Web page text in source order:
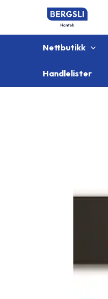
Nettbutikk
Handlelister